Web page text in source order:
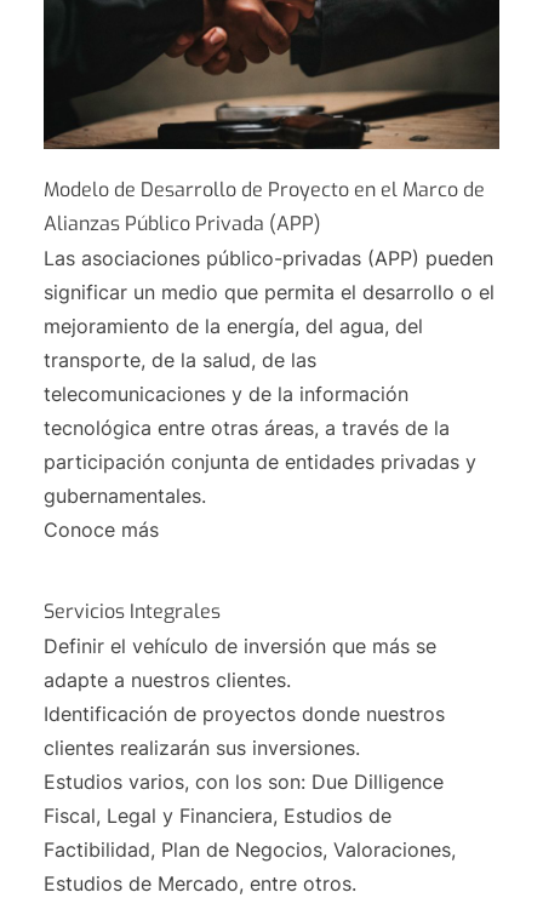
Modelo de Desarrollo de Proyecto en el Marco de
Alianzas Público Privada (APP)
Las asociaciones público-privadas (APP) pueden
significar un medio que permita el desarrollo o el
mejoramiento de la energía, del agua, del
transporte, de la salud, de las
telecomunicaciones y de la información
tecnológica entre otras áreas, a través de la
participación conjunta de entidades privadas y
gubernamentales.
Conoce más
Servicios Integrales
Definir el vehículo de inversión que más se
adapte a nuestros clientes.
Identificación de proyectos donde nuestros
clientes realizarán sus inversiones.
Estudios varios, con los son: Due Dilligence
Fiscal, Legal y Financiera, Estudios de
Factibilidad, Plan de Negocios, Valoraciones,
Estudios de Mercado, entre otros.